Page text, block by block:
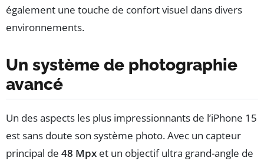
également une touche de confort visuel dans divers
environnements.
Un système de photographie
avancé
Un des aspects les plus impressionnants de l’iPhone 15
est sans doute son système photo. Avec un capteur
principal de 48 Mpx et un objectif ultra grand-angle de